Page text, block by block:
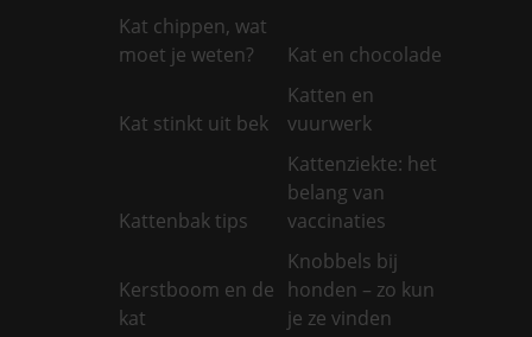
Kat chippen, wat
moet je weten?
Kat en chocolade
Kat stinkt uit bek
Katten en
vuurwerk
Kattenbak tips
Kattenziekte: het
belang van
vaccinaties
Kerstboom en de
kat
Knobbels bij
honden – zo kun
je ze vinden